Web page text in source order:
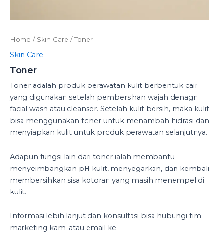
Home / Skin Care / Toner
Skin Care
Toner
Toner adalah produk perawatan kulit berbentuk cair
yang digunakan setelah pembersihan wajah denagn
facial wash atau cleanser. Setelah kulit bersih, maka kulit
bisa menggunakan toner untuk menambah hidrasi dan
menyiapkan kulit untuk produk perawatan selanjutnya.
Adapun fungsi lain dari toner ialah membantu
menyeimbangkan pH kulit, menyegarkan, dan kembali
membersihkan sisa kotoran yang masih menempel di
kulit.
Informasi lebih lanjut dan konsultasi bisa hubungi tim
marketing kami atau email ke